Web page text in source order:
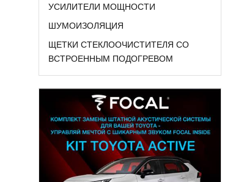
УСИЛИТЕЛИ МОЩНОСТИ
ШУМОИЗОЛЯЦИЯ
ЩЕТКИ СТЕКЛООЧИСТИТЕЛЯ СО
ВСТРОЕННЫМ ПОДОГРЕВОМ